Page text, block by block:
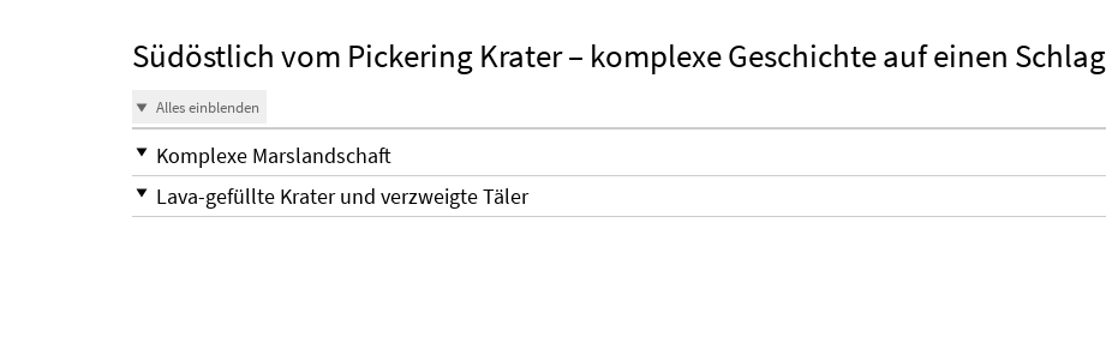
Südöstlich vom Pickering Krater – komplexe Geschichte auf einen Schlag
Alles einblenden
Komplexe Marslandschaft
Lava-gefüllte Krater und verzweigte Täler